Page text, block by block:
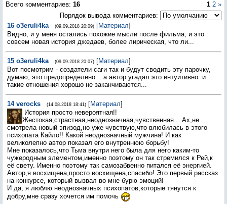
Всего комментариев: 16 1 2 »
Порядок вывода комментариев:
16 o3eruli4ka (09.09.2018 20:09) [Материал]
Видно, и у меня остались похожие мысли после фильма, и это
совсем новая история джедаев, более лирическая, что ли...
15 o3eruli4ka (09.09.2018 20:07) [Материал]
Вот посмотрим - создатели саги так и будут сводить эту парочку,
думаю, это предопределено... а автор угадал это интуитивно. и
такие отношения хорошо не заканчиваются...
14 verocks (14.08.2018 18:41) [Материал]
История просто невероятная!!
Жестокая,страстная,неоднозначная,чувственная... Ах,не
смотрела новый эпизод,но уже чувствую,что влюбилась в этого
психопата Кайло!! Какой неоднозначный мужчина! И как
великолепно автор показал его внутреннюю борьбу!
Мне показалось,что Тьма внутри него была для него каким-то
чужеродным элементом,именно поэтому он так стремился к Рей,к
её свету. Именно поэтому так самозабвенно питался её энергией.
Автор,я восхищена,просто восхищена,спасибо! Это первый рассказ
на конкурсе, который вызвал во мне бурю эмоций!
И да, я люблю неоднозначных психопатов,которые тянутся к
добру,мне сразу хочется им помочь